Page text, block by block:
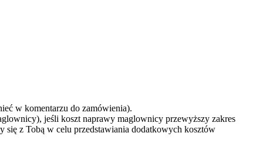
w komentarzu do zamówienia).
jeśli koszt naprawy maglownicy przewyższy zakres
z Tobą w celu przedstawiania dodatkowych kosztów